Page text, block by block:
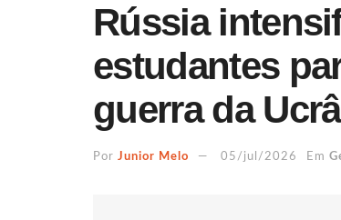
Rússia
estudantes
guerra da
Por Junior Melo 05/jul/2026 Em